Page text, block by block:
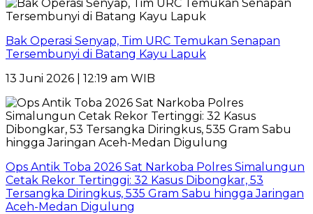
Bak Operasi Senyap, Tim URC Temukan Senapan
Tersembunyi di Batang Kayu Lapuk
13 Juni 2026 | 12:19 am WIB
Ops Antik Toba 2026 Sat Narkoba Polres Simalungun
Cetak Rekor Tertinggi: 32 Kasus Dibongkar, 53
Tersangka Diringkus, 535 Gram Sabu hingga Jaringan
Aceh-Medan Digulung